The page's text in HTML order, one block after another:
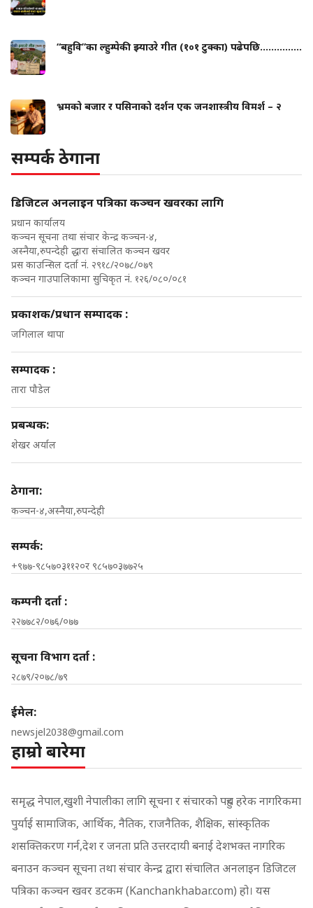
“बहुवि”का ल्हुम्पेकी झ्याउरे गीत (१०१ टुक्का) पढेपछि...............
भ्रमको बजार र पसिनाको दर्शन एक जनशास्त्रीय विमर्श – २
सम्पर्क ठेगाना
डिजिटल अनलाइन पत्रिका कञ्चन खवरका लागि
प्रधान कार्यालय
कञ्चन सूचना तथा संचार केन्द्र कञ्चन-४,
अस्नैया,रुपन्देही द्धारा संचालित कञ्चन खवर
प्रस काउन्सिल दर्ता नं. २९१८/२०७८/०७९
कञ्चन गाउपालिकामा सुचिकृत नं. १२६/०८०/०८१
प्रकाशक/प्रधान सम्पादक :
जगिलाल थापा
सम्पादक :
तारा पौडेल
प्रबन्धक:
शेखर अर्याल
ठेगाना:
कञ्चन-४,अस्नैया,रुपन्देही
सम्पर्क:
+९७७-९८५७०३११२०र ९८५७०३७७२५
कम्पनी दर्ता :
२२७७८२/०७६/०७७
सूचना विभाग दर्ता :
२८७९/२०७८/७९
ईमेल:
newsjel2038@gmail.com
हाम्रो बारेमा
समृद्ध नेपाल,खुशी नेपालीका लागि सूचना र संचारको पहुच हरेक नागरिकमा
पुर्याई सामाजिक, आर्थिक, नैतिक, राजनैतिक, शैक्षिक, सांस्कृतिक
शसक्तिकरण गर्न,देश र जनता प्रति उत्तरदायी बनाई देशभक्त नागरिक
बनाउन कञ्चन सूचना तथा संचार केन्द्र द्वारा संचालित अनलाइन डिजिटल
पत्रिका कञ्चन खवर डटकम (Kanchankhabar.com) हो। यस